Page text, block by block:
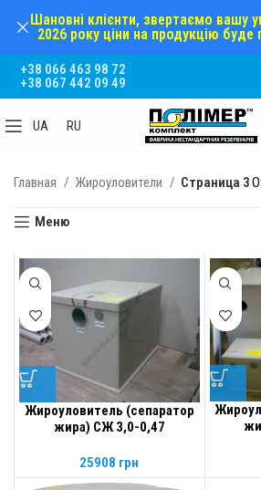
+38 066 463 98 72
+38 067 442 09 49
UA RU
Главная Жироуловители Страница 3
Меню
Жироуловитель (сепаратор
жира) СЖ 3,0-0,47
25908 грн
Шановні клієнти, звертаємо вашу
2026 року ціни на продукцію буде